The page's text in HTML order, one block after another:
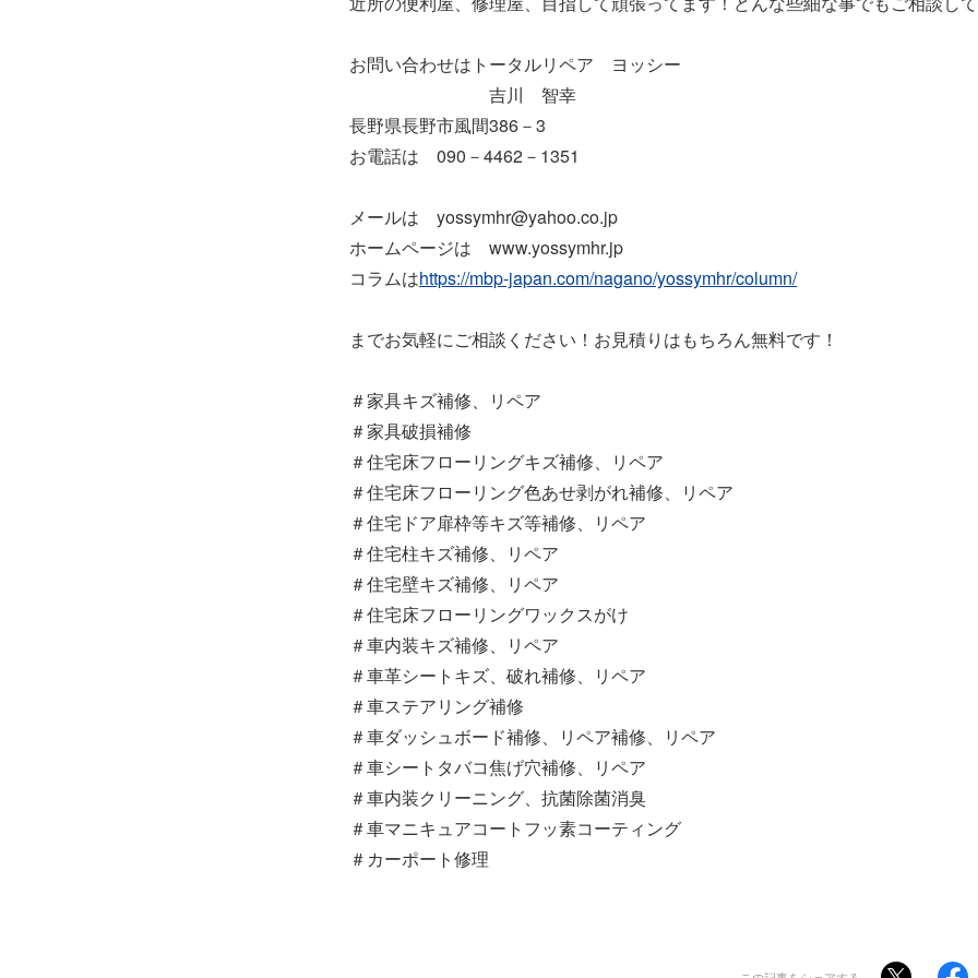
お問い合わせはトータルリペア ヨッシー
吉川 智幸
長野県長野市風間386－3
お電話は 090－4462－1351
メールは yossymhr@yahoo.co.jp
ホームページは www.yossymhr.jp
コラムはhttps://mbp-japan.com/nagano/yossymhr/column/
までお気軽にご相談ください！お見積りはもちろん無料です！
＃家具キズ補修、リペア
＃家具破損補修
＃住宅床フローリングキズ補修、リペア
＃住宅床フローリング色あせ剥がれ補修、リペア
＃住宅ドア扉枠等キズ等補修、リペア
＃住宅柱キズ補修、リペア
＃住宅壁キズ補修、リペア
＃住宅床フローリングワックスがけ
＃車内装キズ補修、リペア
＃車革シートキズ、破れ補修、リペア
＃車ステアリング補修
＃車ダッシュボード補修、リペア補修、リペア
＃車シートタバコ焦げ穴補修、リペア
＃車内装クリーニング、抗菌除菌消臭
＃車マニキュアコートフッ素コーティング
＃カーポート修理